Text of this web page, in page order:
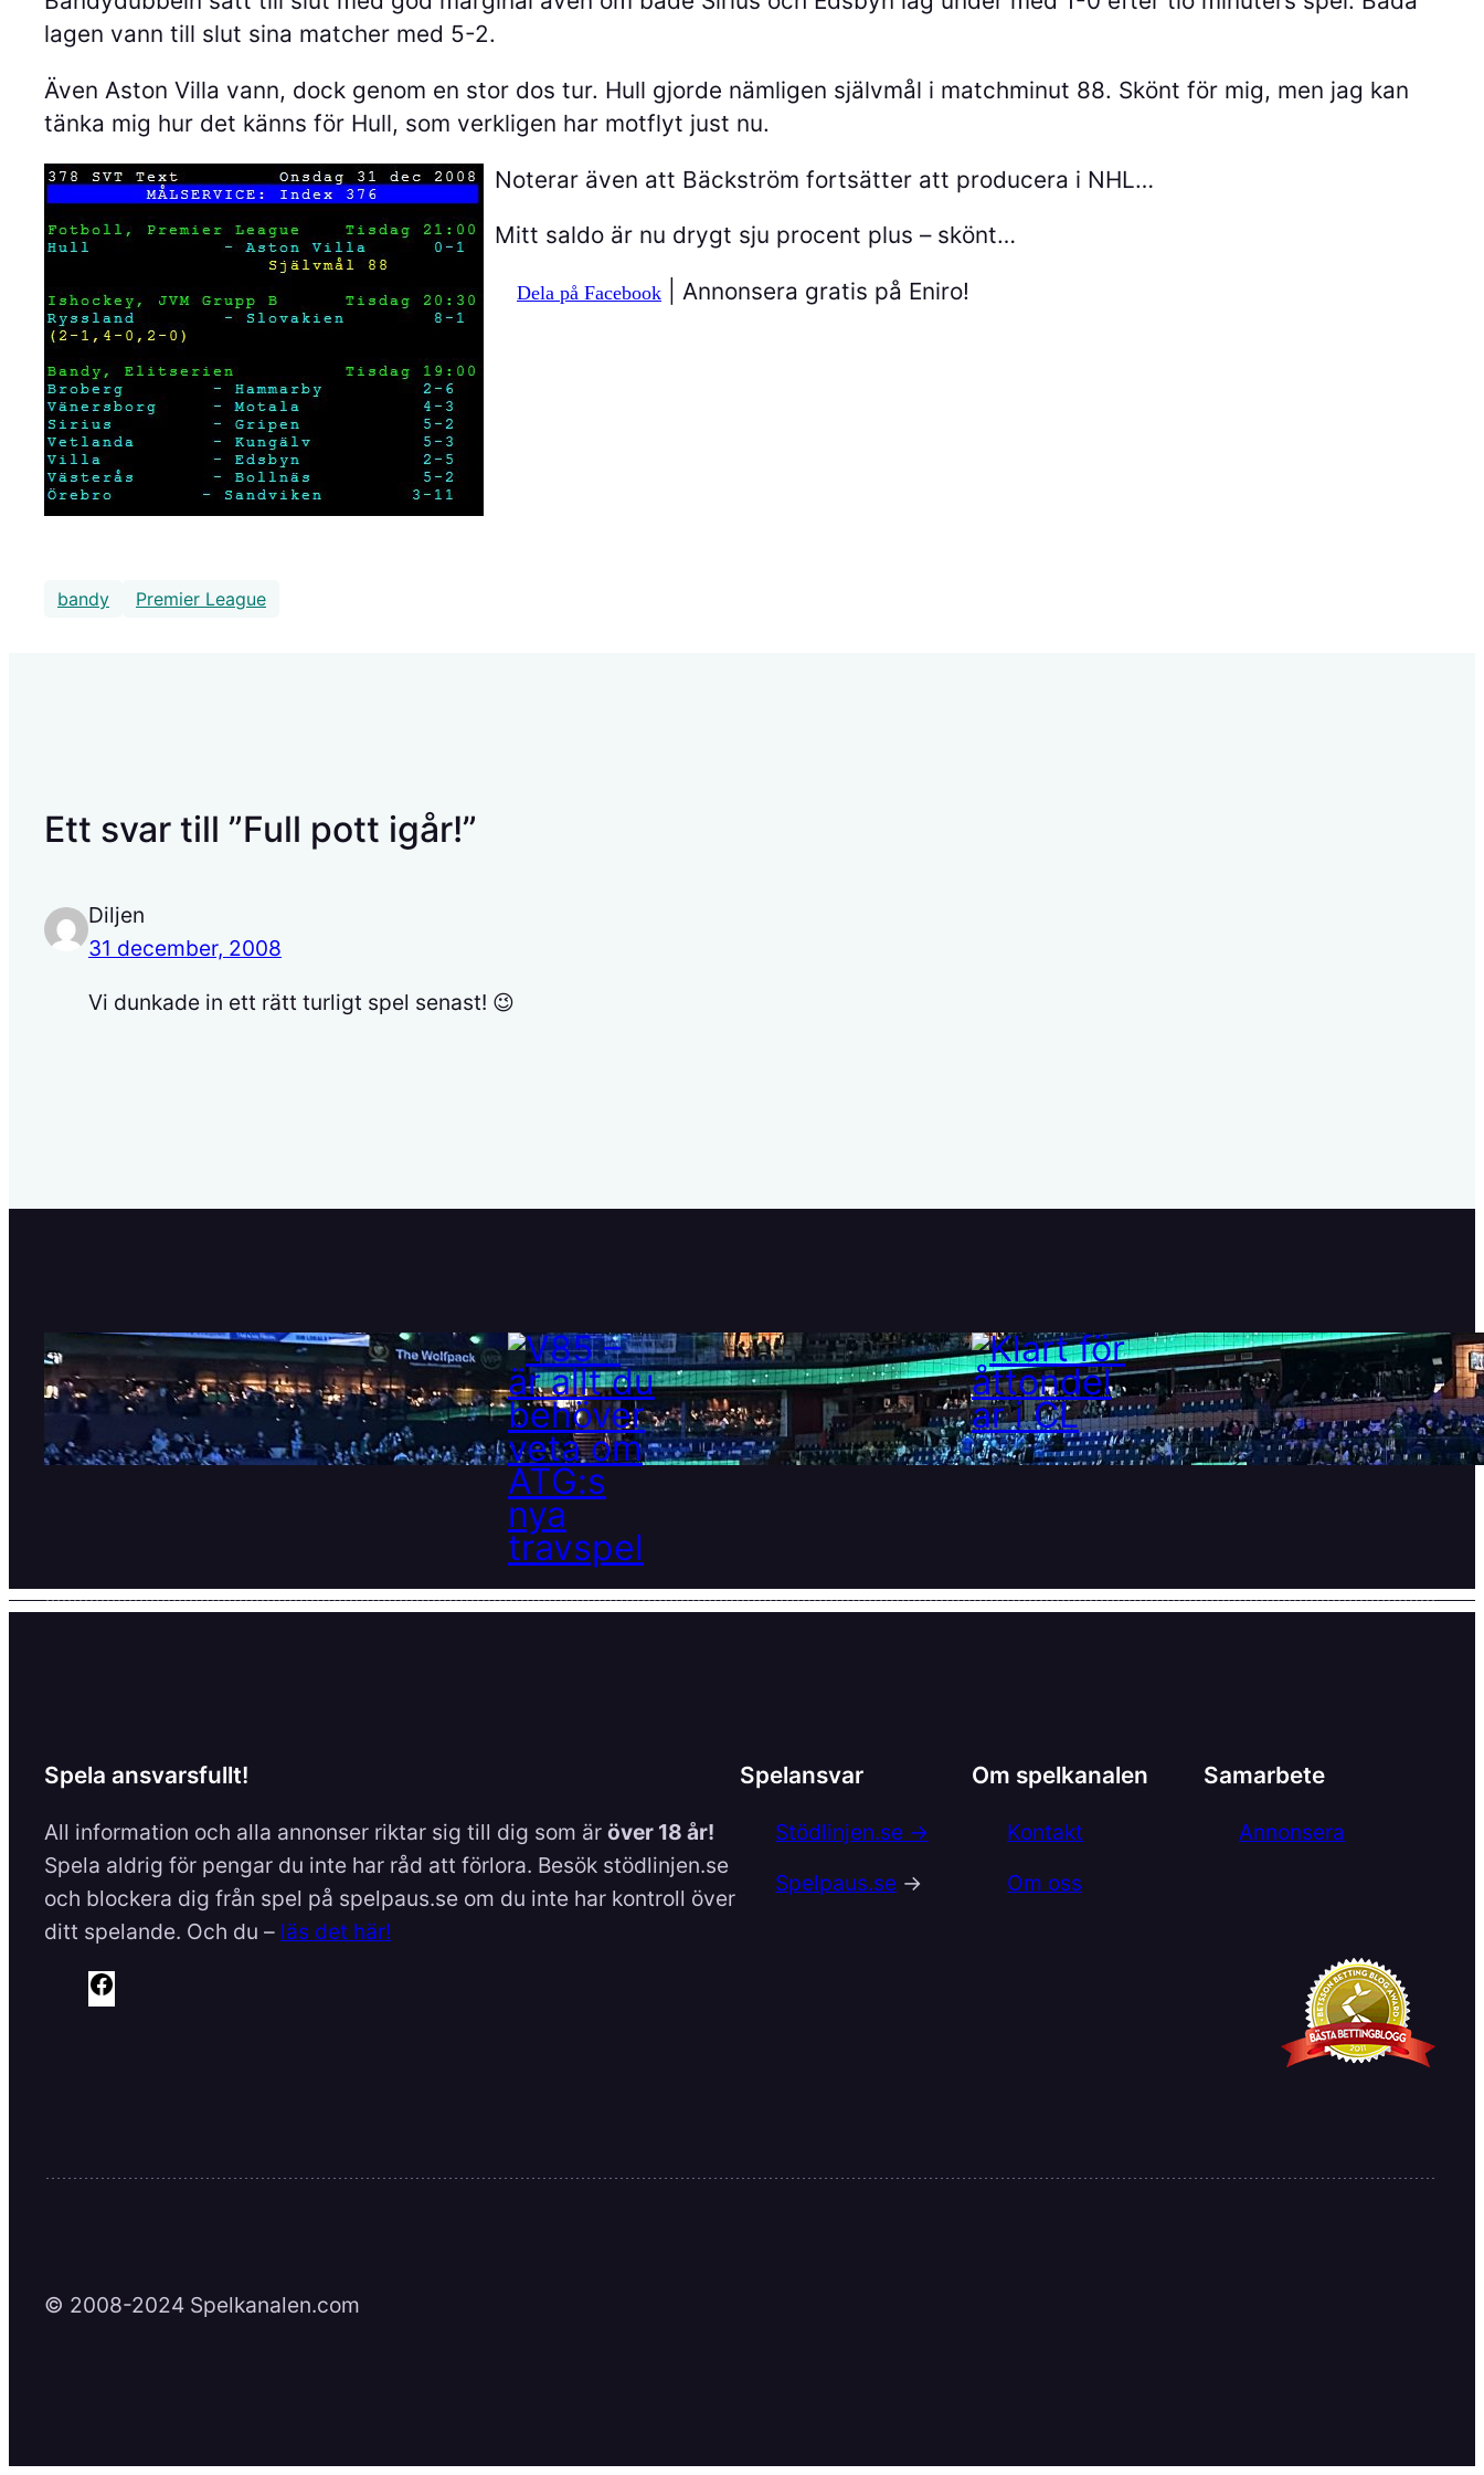
lagen vann till slut sina matcher med 5-2.
Även Aston Villa vann, dock genom en stor dos tur. Hull gjorde nämligen självmål i matchminut 88. Skönt för mig, men jag kan
tänka mig hur det känns för Hull, som verkligen har motflyt just nu.
Noterar även att Bäckström fortsätter att producera i NHL…
Mitt saldo är nu drygt sju procent plus – skönt…
Dela på Facebook | Annonsera gratis på Eniro!
bandy Premier League
Ett svar till ”Full pott igår!”
Diljen
31 december, 2008
Vi dunkade in ett rätt turligt spel senast! 😉
SHL är tillbaka!
11 september, 2025
V85 – är allt du behöver
veta om ATG:s nya travspel
28 maj, 2025
Klart för åttondelar i CL
21 februari, 2025
Spela ansvarsfullt!
All information och alla annonser riktar sig till dig som är över 18 år!
Spela aldrig för pengar du inte har råd att förlora. Besök stödlinjen.se
och blockera dig från spel på spelpaus.se om du inte har kontroll över
ditt spelande. Och du – läs det här!
o
Spelansvar
Stödlinjen.se →
Spelpaus.se →
Om spelkanalen
Kontakt
Om oss
Samarbete
Annonsera
© 2008-2024 Spelkanalen.com